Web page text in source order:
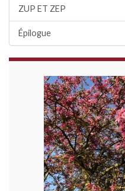
ZUP ET ZEP
Épilogue